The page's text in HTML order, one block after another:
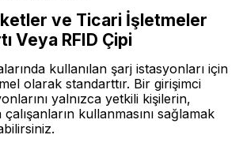
ve Ticari İşletmeler
Veya RFID Çipi
kullanılan şarj istasyonları için
olarak standarttır. Bir girişimci
yalnızca yetkili kişilerin,
kullanmasını sağlamak